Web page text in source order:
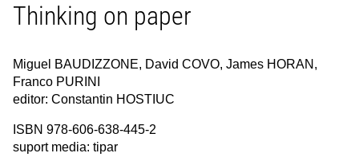
Thinking on paper
Miguel BAUDIZZONE, David COVO, James HORAN,
Franco PURINI
editor: Constantin HOSTIUC
ISBN 978-606-638-445-2
suport media: tipar